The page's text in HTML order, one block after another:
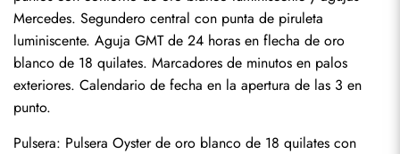
Mercedes. Segundero central con punta de piruleta
luminiscente. Aguja GMT de 24 horas en flecha de oro
blanco de 18 quilates. Marcadores de minutos en palos
exteriores. Calendario de fecha en la apertura de las 3 en
punto.
Pulsera: Pulsera Oyster de oro blanco de 18 quilates con
Enviar